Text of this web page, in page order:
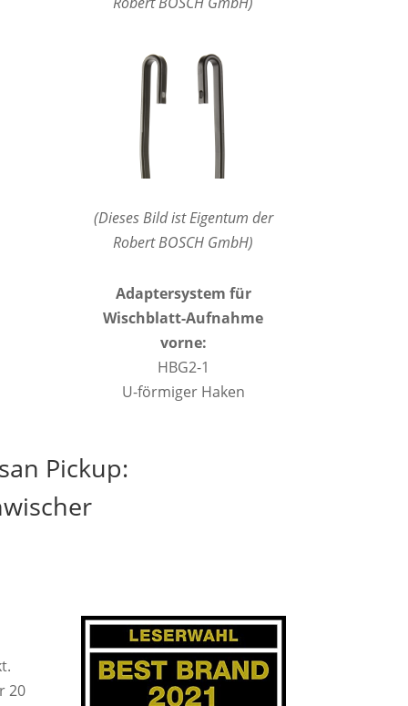
(Dieses Bild ist Eigentum der
Robert BOSCH GmbH)
Adaptersystem für
Wischblatt-Aufnahme
vorne:
HBG2-1
U-förmiger Haken
Pickup:
20